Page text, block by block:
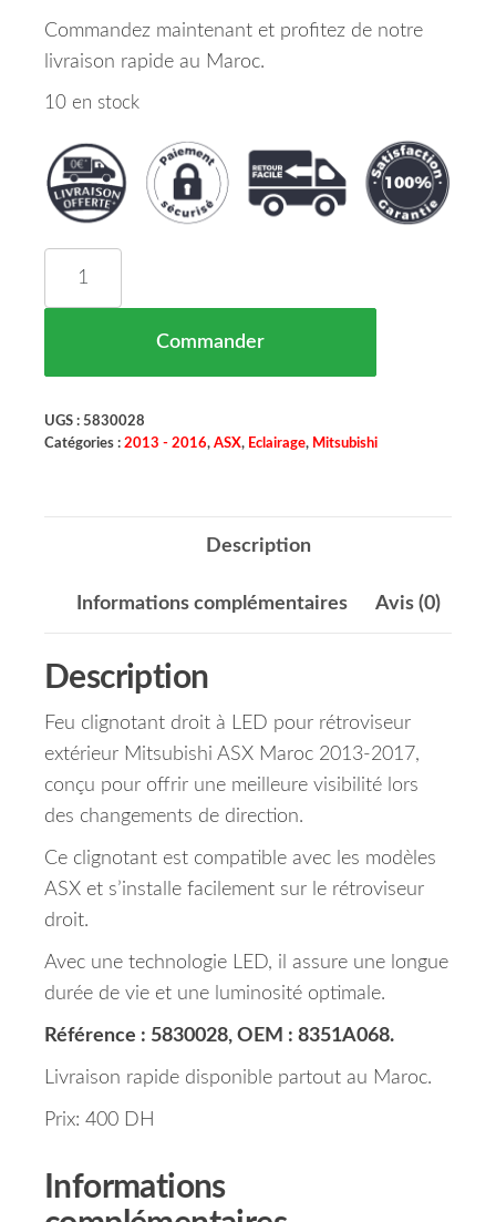
Commandez maintenant et profitez de notre
livraison rapide au Maroc.
10 en stock
Commander
UGS : 5830028
Catégories : 2013 - 2016, ASX, Eclairage, Mitsubishi
Description
Informations complémentaires Avis (0)
Description
Feu clignotant droit à LED pour rétroviseur
extérieur Mitsubishi ASX Maroc 2013-2017,
conçu pour offrir une meilleure visibilité lors
des changements de direction.
Ce clignotant est compatible avec les modèles
ASX et s’installe facilement sur le rétroviseur
droit.
Avec une technologie LED, il assure une longue
durée de vie et une luminosité optimale.
Référence : 5830028, OEM : 8351A068.
Livraison rapide disponible partout au Maroc.
Prix: 400 DH
Informations